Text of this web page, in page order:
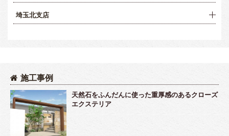
埼玉北支店
施工事例
天然石をふんだんに使った重厚感のあるクローズ
エクステリア